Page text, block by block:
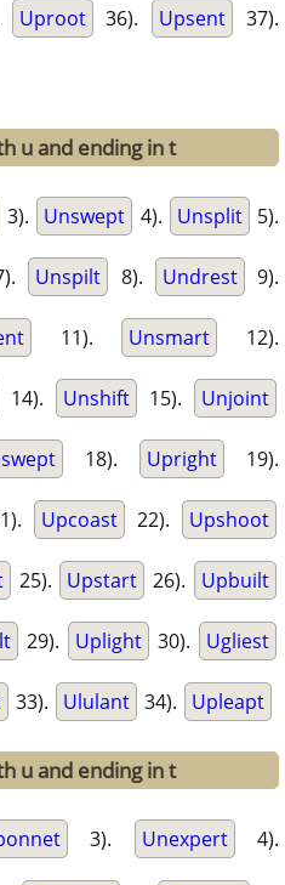
Uproot 36). Upsent 37).
u and ending in t
3). Unswept 4). Unsplit 5).
Unspilt 8). Undrest 9).
11). Unsmart 12).
14). Unshift 15). Unjoint
18). Upright 19).
Upcoast 22). Upshoot
25). Upstart 26). Upbuilt
29). Uplight 30). Ugliest
33). Ululant 34). Upleapt
u and ending in t
3). Unexpert 4).